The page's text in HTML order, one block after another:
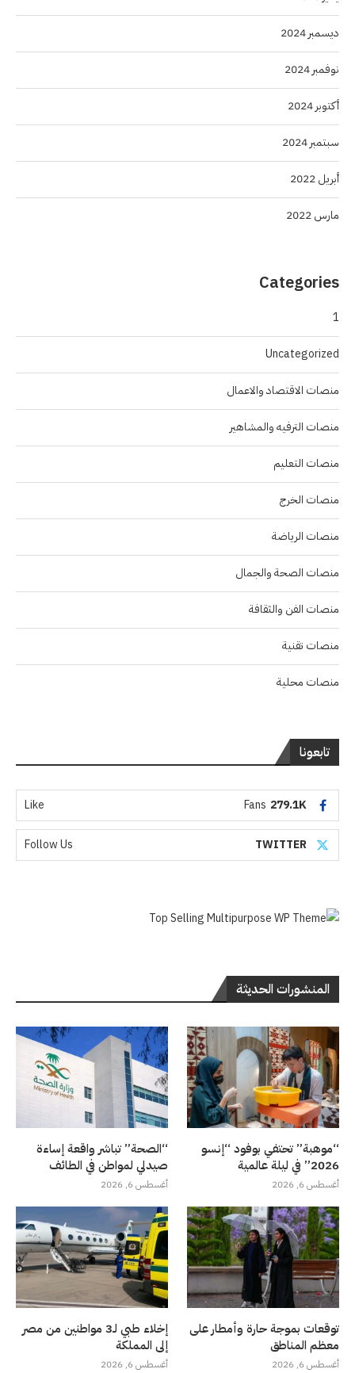
ديسمبر 2024
نوفمبر 2024
أكتوبر 2024
سبتمبر 2024
أبريل 2022
مارس 2022
Categories
1
Uncategorized
منصات الاقتصاد والاعمال
منصات الترفيه والمشاهير
منصات التعليم
منصات الخرج
منصات الرياضة
منصات الصحة والجمال
منصات الفن والثقافة
منصات تقنية
منصات محلية
تابعونا
279.1K
Fans
Like
TWITTER
Follow Us
المنشورات الحديثة
“موهبة” تحتفي بوفود “إنسو
2026” في ليلة عالمية
أغسطس 6, 2026
“الصحة” تباشر واقعة إساءة
صيدلي لمواطن في الطائف
أغسطس 6, 2026
توقعات بموجة حارة وأمطار على
معظم المناطق
أغسطس 6, 2026
إخلاء طبي لـ3 مواطنين من مصر
إلى المملكة
أغسطس 6, 2026